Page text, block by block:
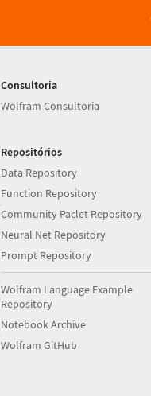
Consultoria
Wolfram Consultoria
Repositórios
Data Repository
Function Repository
Community Paclet Repository
Neural Net Repository
Prompt Repository
Wolfram Language Example
Repository
Notebook Archive
Wolfram GitHub